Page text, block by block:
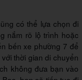
có thể lựa chọn đi
nắm rõ lộ trình hoặc
bến xe phường 7 để
thời gian di chuyển
không đưa bạn vào